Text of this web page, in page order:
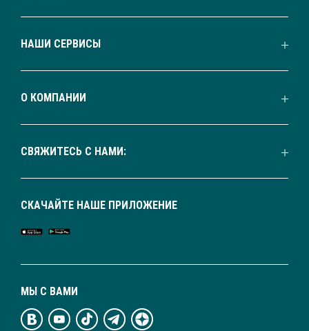
НАШИ СЕРВИСЫ
О КОМПАНИИ
СВЯЖИТЕСЬ С НАМИ:
МЫ С ВАМИ
СКАЧАЙТЕ НАШЕ ПРИЛОЖЕНИЕ